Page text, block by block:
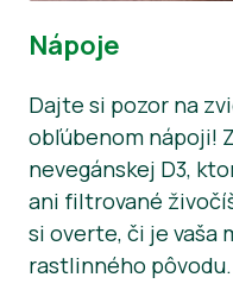
Nápoje
Dajte si pozor na
obľúbenom nápoji!
nevegánskej D3,
ani filtrované
si overte, či je vaša
rastlinného pôvodu.